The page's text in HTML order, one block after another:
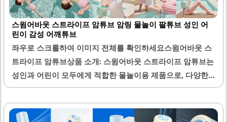
합니다. 햇빛 가리개가 포함되어 있어 야외에서 물놀이를 할
때 유용하게 사용할 수 있습니다. 바람을 쉽게 넣을 수 있는
구조로 되어 있어 사용이 간편합니다.튜브에 바람을 넣는 순
서가 명확하게 표시되어 있어 직관적으로 사용할 수 있습니
다. 다양한 연령대의 아기들이 사용할 수 있도록 설계되어 있
어 성장에 맞춰 오랫동안 사용할 수 있습니다. 색감이..
스윔어바웃 스트라이프 암튜브 암링 물놀이 팔튜브 성인 어
린이 감성 어깨튜브
좌우로 스크롤하여 이미지 전체를 확인하세요스윔어바웃 스
트라이프 암튜브상품 소개: 스윔어바웃 스트라이프 암튜브는
성인과 어린이 모두에게 적합한 물놀이용 제품으로, 다양한
수영 환경에서 안정적인 성능을 발휘합니다. 이 제품은 물에
잘 뜨는 특성을 가지고 있어, 스노클링이나 바다 수영, 수영장
물놀이에 적합합니다. 공기를 70%에서 80% 정도 주입하면